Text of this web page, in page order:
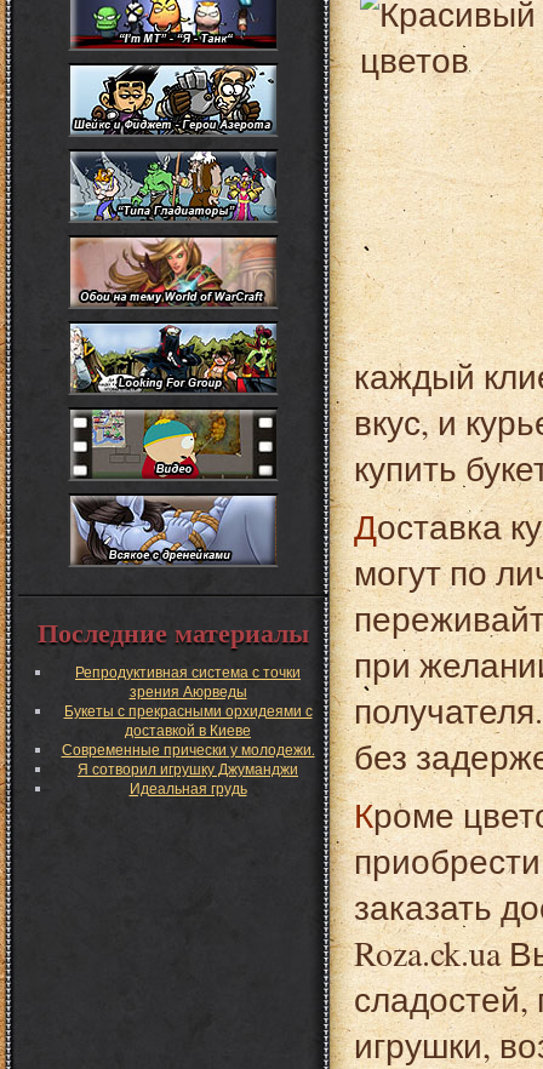
каждый
вкус, и
купить
Доставка курьером пригодится людям, которые не
могут по
при
без
Кроме цветов, представленных на сайте Вы можете
заказать
Roza.ck.ua
сладостей,
игрушки,
Последние материалы
Репродуктивная система с точки
зрения Аюрведы
Букеты с прекрасными орхидеями с
доставкой в Киеве
Современные прически у молодежи.
Я сотворил игрушку Джуманджи
Идеальная грудь